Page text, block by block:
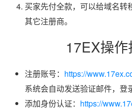
买家先付全款，可以给域名转
其它注册商。
17EX操作
注册账号： https://
系统会自动发送验证邮件，登
添加身份认证： https://